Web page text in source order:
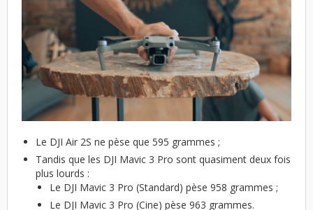
Le DJI Air 2S ne pèse que 595 grammes ;
Tandis que les DJI Mavic 3 Pro sont quasiment deux fois
plus lourds :
Le DJI Mavic 3 Pro (Standard) pèse 958 grammes ;
Le DJI Mavic 3 Pro (Cine) pèse 963 grammes.